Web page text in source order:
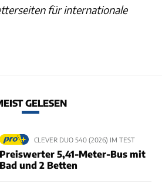
für internationale
GELESEN
CLEVER DUO 540 (2026) IM TEST
Preiswerter 5,41-Meter-Bus mit
Bad und 2 Betten